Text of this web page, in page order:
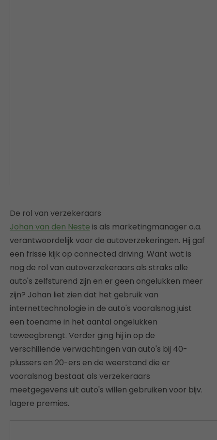
De rol van verzekeraars
Johan van den Neste is als marketingmanager o.a.
verantwoordelijk voor de autoverzekeringen. Hij gaf
een frisse kijk op connected driving. Want wat is
nog de rol van autoverzekeraars als straks alle
auto's zelfsturend zijn en er geen ongelukken meer
zijn? Johan liet zien dat het gebruik van
internettechnologie in de auto's vooralsnog juist
een toename in het aantal ongelukken
teweegbrengt. Verder ging hij in op de
verschillende verwachtingen van auto's bij 40-
plussers en 20-ers en de weerstand die er
vooralsnog bestaat als verzekeraars
meetgegevens uit auto's willen gebruiken voor bijv.
lagere premies.